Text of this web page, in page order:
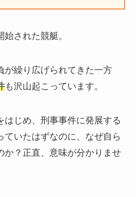
された競艇。
が繰り広げられてきた一方
も沢山起こっています。
じめ、刑事事件に発展する
いたはずなのに、なぜ自ら
か？正直、意味が分かりませ